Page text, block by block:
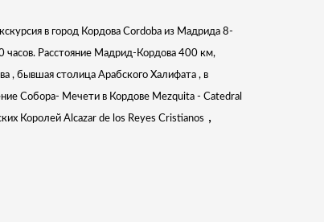
в город Кордова Cordoba из Мадрида 8-
часов. Расстояние Мадрид-Кордова 400 км,
, бывшая столица Арабского Халифата , в
Собора- Мечети в Кордове Mezquita - Catedral
Королей Alcazar de los Reyes Cristianos ,